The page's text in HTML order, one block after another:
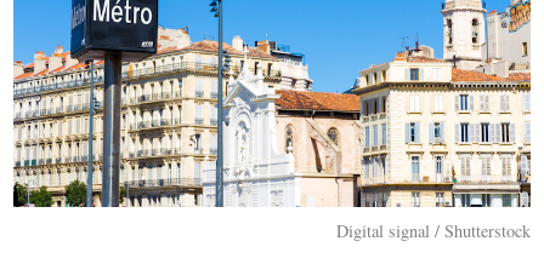
Digital signal / Shutterstock